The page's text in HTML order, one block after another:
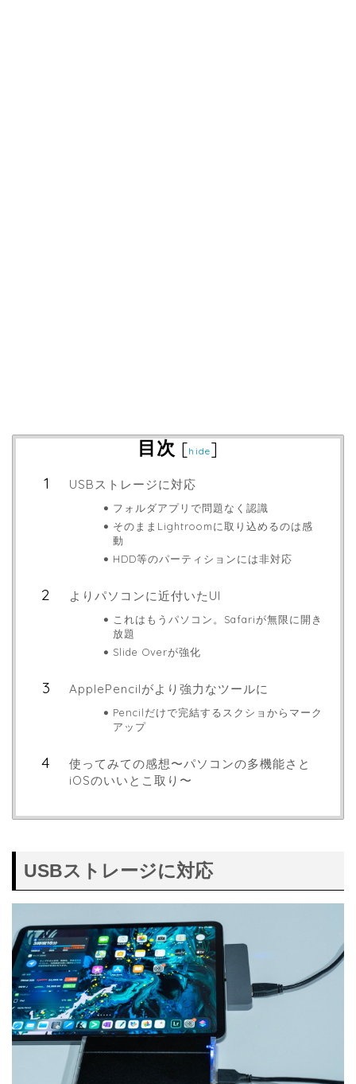
目次 [hide]
USBストレージに対応
フォルダアプリで問題なく認識
そのままLightroomに取り込めるのは感
動
HDD等のパーティションには非対応
よりパソコンに近付いたUI
これはもうパソコン。Safariが無限に開き
放題
Slide Overが強化
ApplePencilがより強力なツールに
Pencilだけで完結するスクショからマーク
アップ
使ってみての感想〜パソコンの多機能さと
iOSのいいとこ取り〜
USBストレージに対応